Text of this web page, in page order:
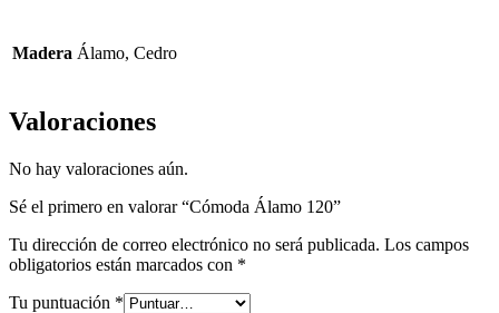
Madera Álamo, Cedro
Valoraciones
No hay valoraciones aún.
Sé el primero en valorar “Cómoda Álamo 120”
Tu dirección de correo electrónico no será publicada. Los campos
obligatorios están marcados con *
Tu puntuación *